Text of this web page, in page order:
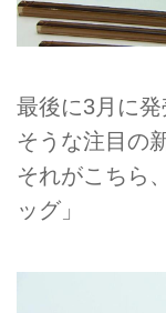
最後に3月に
そうな注目の
それがこちら
ッグ」